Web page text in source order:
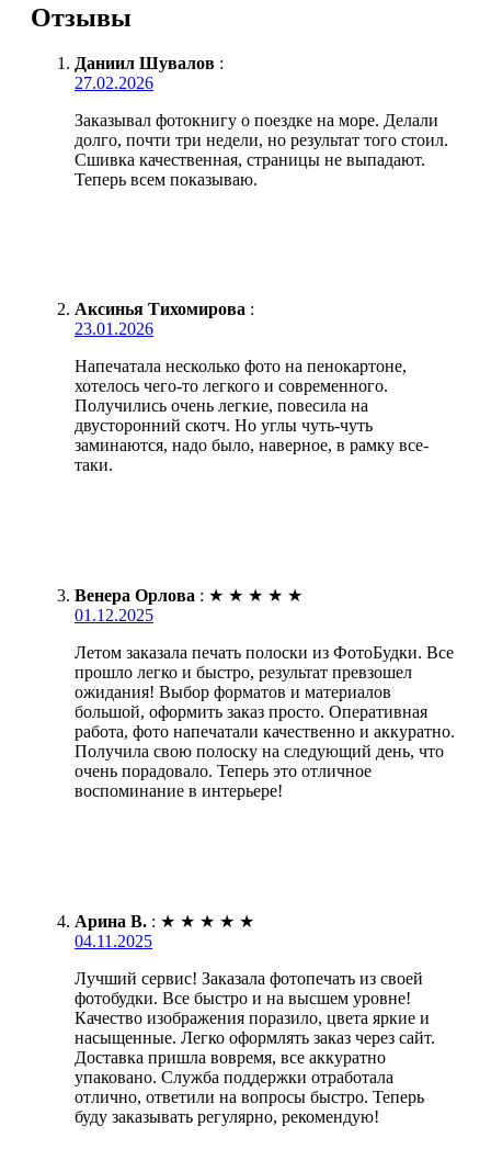
Отзывы
Даниил Шувалов :
27.02.2026
Заказывал фотокнигу о поездке на море. Делали
долго, почти три недели, но результат того стоил.
Сшивка качественная, страницы не выпадают.
Теперь всем показываю.
Аксинья Тихомирова :
23.01.2026
Напечатала несколько фото на пенокартоне,
хотелось чего-то легкого и современного.
Получились очень легкие, повесила на
двусторонний скотч. Но углы чуть-чуть
заминаются, надо было, наверное, в рамку все-
таки.
Венера Орлова : ★ ★ ★ ★ ★
01.12.2025
Летом заказала печать полоски из ФотоБудки. Все
прошло легко и быстро, результат превзошел
ожидания! Выбор форматов и материалов
большой, оформить заказ просто. Оперативная
работа, фото напечатали качественно и аккуратно.
Получила свою полоску на следующий день, что
очень порадовало. Теперь это отличное
воспоминание в интерьере!
Арина В. : ★ ★ ★ ★ ★
04.11.2025
Лучший сервис! Заказала фотопечать из своей
фотобудки. Все быстро и на высшем уровне!
Качество изображения поразило, цвета яркие и
насыщенные. Легко оформлять заказ через сайт.
Доставка пришла вовремя, все аккуратно
упаковано. Служба поддержки отработала
отлично, ответили на вопросы быстро. Теперь
буду заказывать регулярно, рекомендую!